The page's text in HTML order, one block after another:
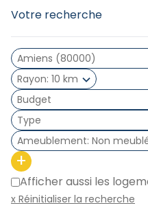
Votre recherche
Rayon 10 km
Type
Ameublement Non
+
Afficher aussi les
x Réinitialiser la recherche